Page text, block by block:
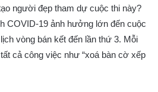
người đẹp tham dự cuộc thi này?
COVID-19 ảnh hưởng lớn đến cuộc
vòng bán kết đến lần thứ 3. Mỗi
cả công việc như “xoá bàn cờ xếp